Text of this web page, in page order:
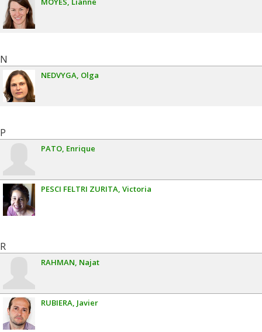
N
NEDVYGA Olga
P
PATO Enrique
PESCI FELTRI ZURITA Victoria
R
RAHMAN Najat
RUBIERA Javier